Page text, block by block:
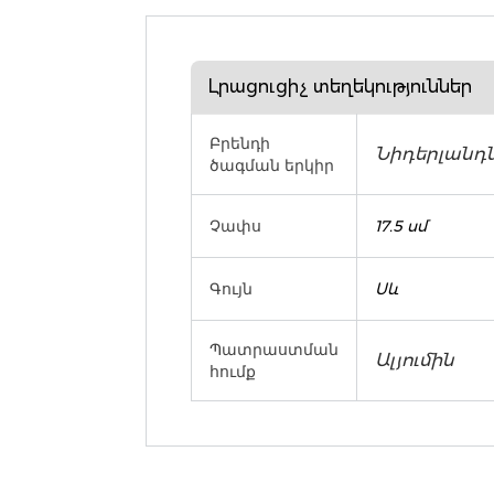
Լրացուցիչ տեղեկություններ
Բրենդի
ծագման երկիր
Չափս 17.5 սմ
Գույն Սև
Պատրաստման
հումք
Ալյումին